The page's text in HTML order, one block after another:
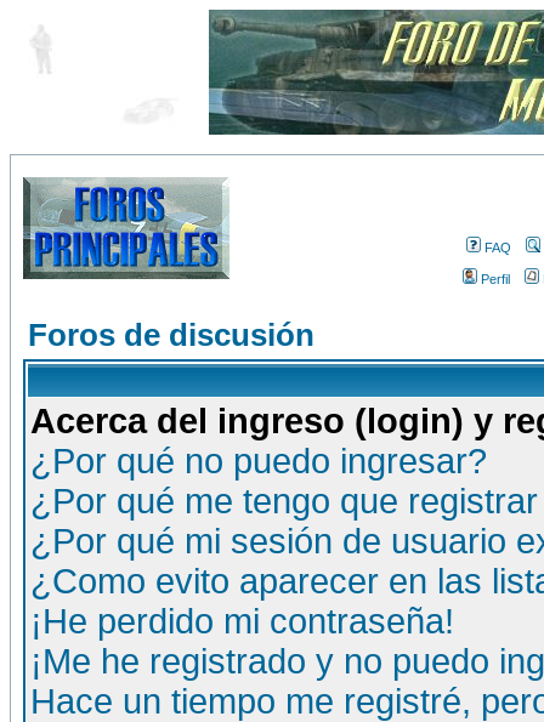
FAQ
Perfil
Foros de discusión
Acerca del ingreso (login) y
¿Por qué no puedo ingresar?
¿Por qué me tengo que
¿Por qué mi sesión de usuario
¿Como evito aparecer en las
¡He perdido mi contraseña!
¡Me he registrado y no puedo
Hace un tiempo me registré,